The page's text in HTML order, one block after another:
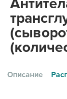
ПРАВОВАЯ
Описание